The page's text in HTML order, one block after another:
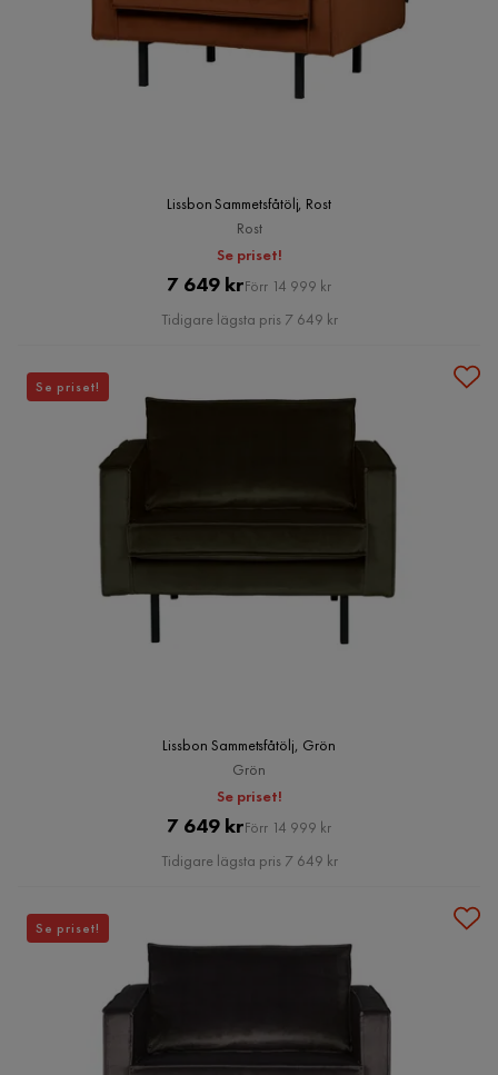
Lissbon Sammetsfåtölj, Rost
Rost
Se priset!
Pris
7 649 krOriginal
Pris
Förr 14 999 kr
Tidigare lägsta pris 7 649 kr
Lissbon Sammetsfåtölj, Grön
Grön
Se priset!
Pris
7 649 krOriginal
Pris
Förr 14 999 kr
Tidigare lägsta pris 7 649 kr
Se priset!
Se priset!